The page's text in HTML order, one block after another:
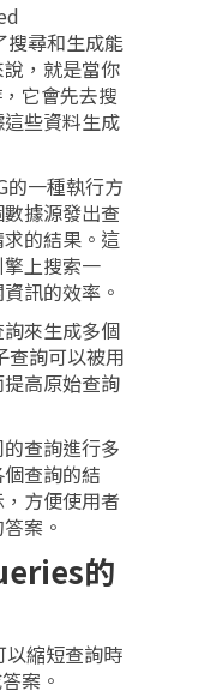
尋和生成能
，就是當你
它會先去搜
些資料生成
的一種執行方
據源發出查
的結果。這
上搜索一
訊的效率。
來生成多個
詢可以被用
高原始查詢
查詢進行多
查詢的結
方便使用者
案。
的
以縮短查詢時
案。